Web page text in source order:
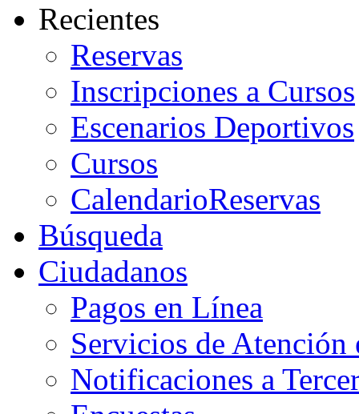
Recientes
Reservas
Inscripciones a Cursos
Escenarios Deportivos
Cursos
CalendarioReservas
Búsqueda
Ciudadanos
Pagos en Línea
Servicios de Atención
Notificaciones a